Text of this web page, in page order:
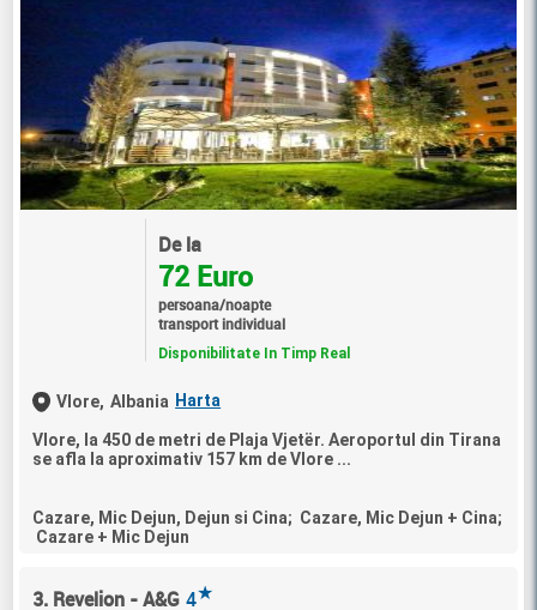
De la
72 Euro
persoana/noapte
transport individual
Disponibilitate In Timp Real
Vlore, Albania Harta
Vlore, la 450 de metri de Plaja Vjetër. Aeroportul din Tirana
se afla la aproximativ 157 km de Vlore ...
Cazare, Mic Dejun, Dejun si Cina; Cazare, Mic Dejun + Cina;
Cazare + Mic Dejun
3. Revelion - A&G 4★